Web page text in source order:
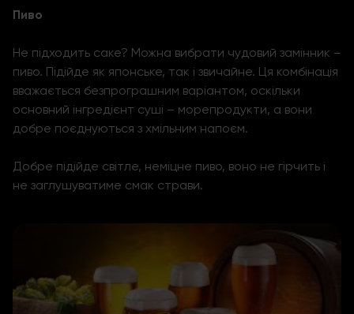
Пиво
Не підходить саке? Можна вибрати чудовий замінник –
пиво. Підійде як японське, так і звичайне. Ця комбінація
вважається безпрограшним варіантом, оскільки
основний інгредієнт суші – морепродукти, а вони
добре поєднуються з хмільним напоєм.
Добре підійде світле, неміцне пиво, воно не гірчить і
не заглушуватиме смак страви.